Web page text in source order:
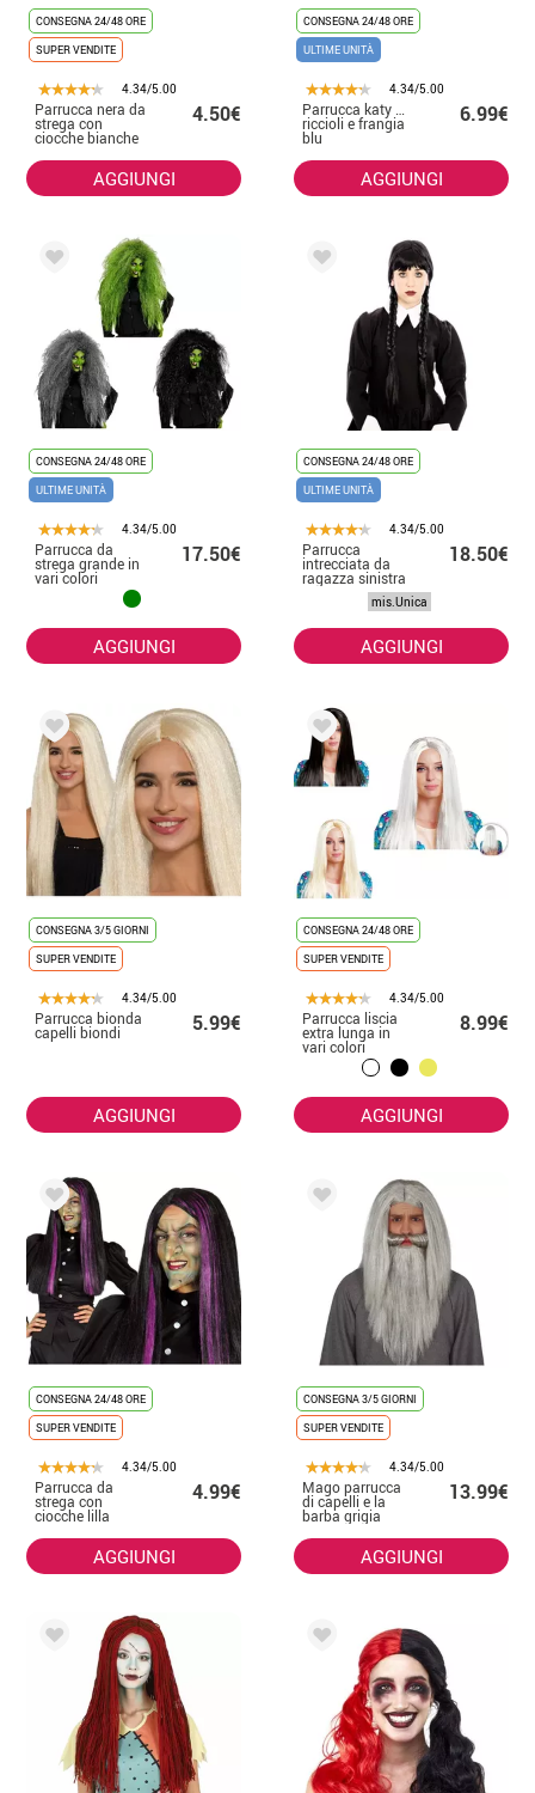
CONSEGNA 24/48 ORE
SUPER VENDITE
4.34/5.00
Parrucca nera da
strega con
ciocche bianche
4.50€
AGGIUNGI
CONSEGNA 24/48 ORE
ULTIME UNITÀ
4.34/5.00
Parrucca katy mane con
riccioli e frangia
blu
6.99€
AGGIUNGI
CONSEGNA 24/48 ORE
ULTIME UNITÀ
4.34/5.00
Parrucca da
strega grande in
vari colori
17.50€
AGGIUNGI
CONSEGNA 24/48 ORE
ULTIME UNITÀ
4.34/5.00
Parrucca
intrecciata da
ragazza sinistra
18.50€
mis.Unica
AGGIUNGI
CONSEGNA 3/5 GIORNI
SUPER VENDITE
4.34/5.00
Parrucca bionda
capelli biondi 5.99€
AGGIUNGI
CONSEGNA 24/48 ORE
SUPER VENDITE
4.34/5.00
Parrucca liscia
extra lunga in
vari colori
8.99€
AGGIUNGI
CONSEGNA 24/48 ORE
SUPER VENDITE
4.34/5.00
Parrucca da
strega con
ciocche lilla
4.99€
AGGIUNGI
CONSEGNA 3/5 GIORNI
SUPER VENDITE
4.34/5.00
Mago parrucca
di capelli e la
barba grigia
13.99€
AGGIUNGI